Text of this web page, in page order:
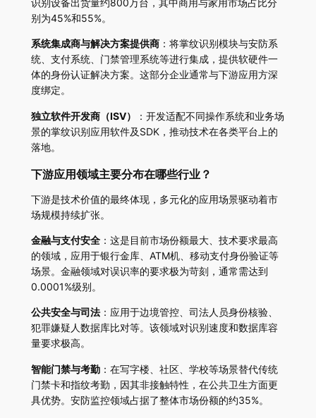
识别设备出货量约800万台，其中商用与家用市场占比分
别为45%和55%。
系统集成商与解决方案提供商：将掌纹识别模块与安防系
统、支付系统、门禁管理系统等进行集成，提供软硬件一
体的身份认证解决方案。这部分企业通常与下游应用方深
度绑定。
独立软件开发商（ISV）
：开发适配不同操作系统和业务场
景的掌纹识别应用软件及SDK，推动技术在各类平台上的
落地。
下游应用领域主要分布在哪些行业？
下游是技术价值的最终体现，多元化的应用场景驱动着市
场规模持续扩张。
金融与支付安全：这是目前市场份额最大、技术要求最高
的领域，应用于银行金库、ATM机、移动支付身份验证等
场景。金融领域对误识率的要求极为苛刻，通常需达到
0.0001%级别。
公共安全与司法：应用于边境管控、司法人员身份核验、
犯罪嫌疑人数据库比对等。该领域对识别速度和数据库容
量要求极高。
智能门禁与考勤：在写字楼、社区、学校等场景替代传统
门禁卡和指纹考勤，因其非接触特性，在公共卫生方面更
具优势。安防监控领域占据了整体市场份额的约35%。